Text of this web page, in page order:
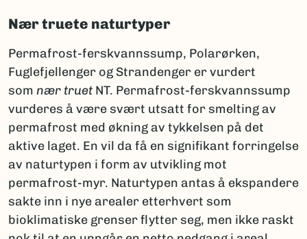
Nær truete naturtyper
Permafrost-ferskvannssump, Polarørken,
Fuglefjellenger og Strandenger er vurdert
som nær truet NT. Permafrost-ferskvannssump
vurderes å være svært utsatt for smelting av
permafrost med økning av tykkelsen på det
aktive laget. En vil da få en signifikant forringelse
av naturtypen i form av utvikling mot
permafrost-myr. Naturtypen antas å ekspandere
sakte inn i nye arealer etterhvert som
bioklimatiske grenser flytter seg, men ikke raskt